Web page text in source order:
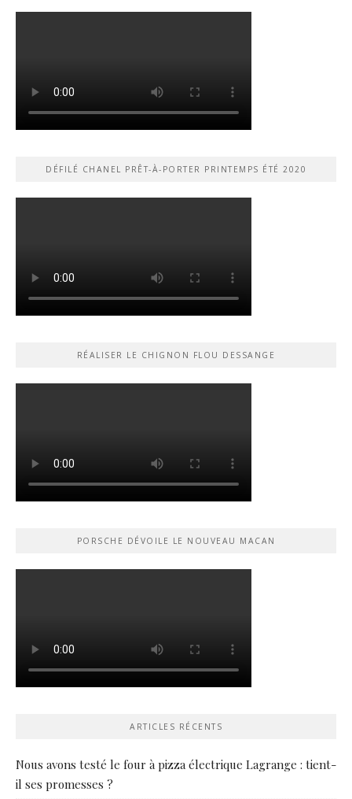
DÉFILÉ CHANEL PRÊT-À-PORTER PRINTEMPS ÉTÉ 2020
RÉALISER LE CHIGNON FLOU DESSANGE
PORSCHE DÉVOILE LE NOUVEAU MACAN
ARTICLES RÉCENTS
Nous avons testé le four à pizza électrique Lagrange : tient-
il ses promesses ?